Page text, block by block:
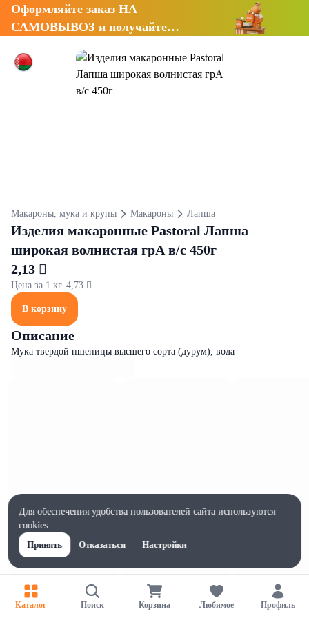
Оформляйте заказ НА
САМОВЫВОЗ и получайте
Макароны, мука и крупы Макароны Лапша
Изделия макаронные Pastoral Лапша
широкая волнистая грА в/с 450г
2,13 
Цена за 1 кг. 4,73 
В корзину
Описание
Мука твердой пшеницы высшего сорта (дурум), вода
Характеристики
Ширина, мм
Каталог Поиск Корзина Любимое Профиль
Для обеспечения удобства пользователей сайта используются
cookies
Принять
Отказаться Настройки